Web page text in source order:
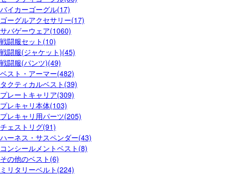
バイカーゴーグル(17)
ゴーグルアクセサリー(17)
サバゲーウェア(1060)
戦闘服セット(10)
戦闘服(ジャケット)(45)
戦闘服(パンツ)(49)
ベスト・アーマー(482)
タクティカルベスト(39)
プレートキャリア(309)
プレキャリ本体(103)
プレキャリ用パーツ(205)
チェストリグ(91)
ハーネス・サスペンダー(43)
コンシールメントベスト(8)
その他のベスト(6)
ミリタリーベルト(224)